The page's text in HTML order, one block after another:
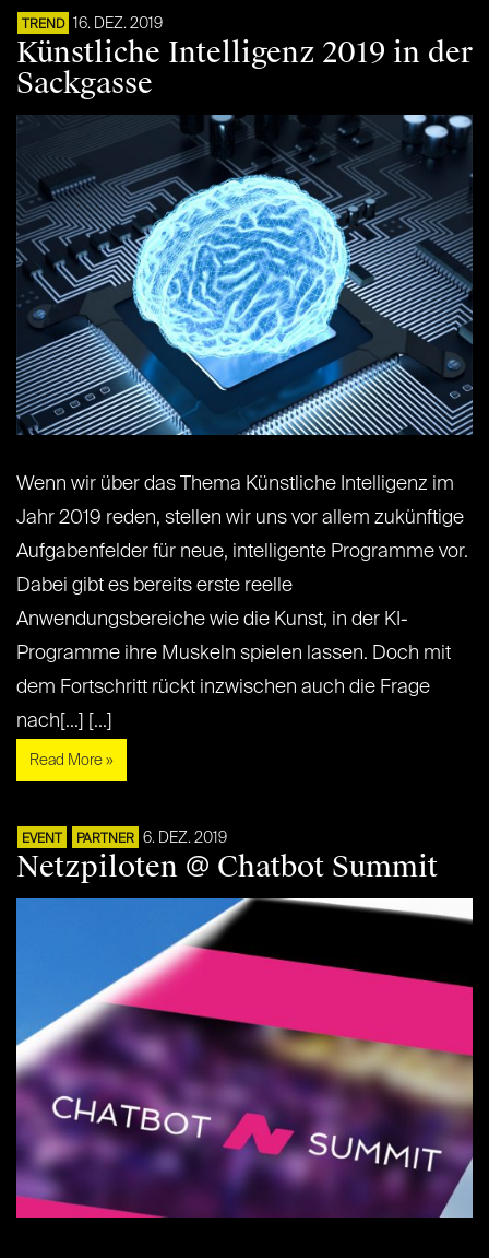
TREND 16. DEZ. 2019
Künstliche Intelligenz 2019 in der
Sackgasse
Wenn wir über das Thema Künstliche Intelligenz im
Jahr 2019 reden, stellen wir uns vor allem zukünftige
Aufgabenfelder für neue, intelligente Programme vor.
Dabei gibt es bereits erste reelle
Anwendungsbereiche wie die Kunst, in der KI-
Programme ihre Muskeln spielen lassen. Doch mit
dem Fortschritt rückt inzwischen auch die Frage
nach[...] [...]
Read More »
EVENT PARTNER 6. DEZ. 2019
Netzpiloten @ Chatbot Summit